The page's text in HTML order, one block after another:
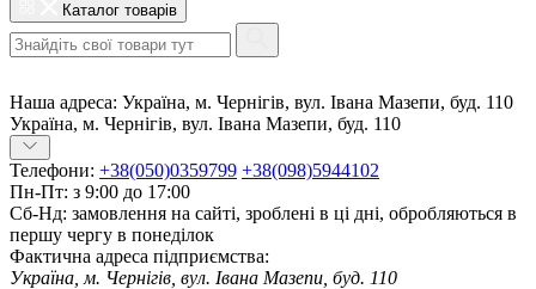
Каталог товарів
Наша адреса: Україна, м. Чернігів, вул. Івана Мазепи, буд. 110
Україна, м. Чернігів, вул. Івана Мазепи, буд. 110
Телефони: +38(050)0359799 +38(098)5944102
Пн-Пт: з 9:00 до 17:00
Сб-Нд: замовлення на сайті, зроблені в ці дні, обробляються в
першу чергу в понеділок
Фактична адреса підприємства:
Україна, м. Чернігів, вул. Івана Мазепи, буд. 110